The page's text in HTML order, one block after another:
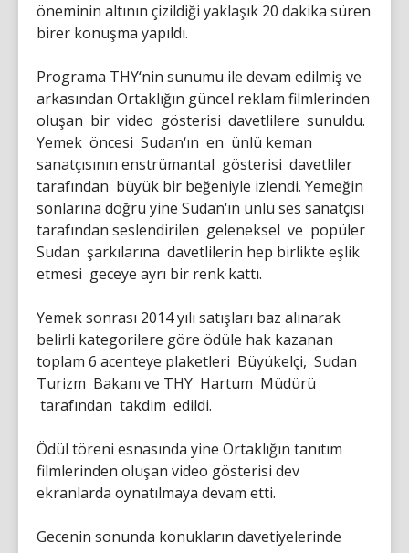
öneminin altının çizildiği yaklaşık 20 dakika süren
birer konuşma yapıldı.
Programa THY‘nin sunumu ile devam edilmiş ve
arkasından Ortaklığın güncel reklam filmlerinden
oluşan bir video gösterisi davetlilere sunuldu.
Yemek öncesi Sudan‘ın en ünlü keman
sanatçısının enstrümantal gösterisi davetliler
tarafından büyük bir beğeniyle izlendi. Yemeğin
sonlarına doğru yine Sudan‘ın ünlü ses sanatçısı
tarafından seslendirilen geleneksel ve popüler
Sudan şarkılarına davetlilerin hep birlikte eşlik
etmesi geceye ayrı bir renk kattı.
Yemek sonrası 2014 yılı satışları baz alınarak
belirli kategorilere göre ödüle hak kazanan
toplam 6 acenteye plaketleri Büyükelçi, Sudan
Turizm Bakanı ve THY Hartum Müdürü
tarafından takdim edildi.
Ödül töreni esnasında yine Ortaklığın tanıtım
filmlerinden oluşan video gösterisi dev
ekranlarda oynatılmaya devam etti.
Gecenin sonunda konukların davetiyelerinde